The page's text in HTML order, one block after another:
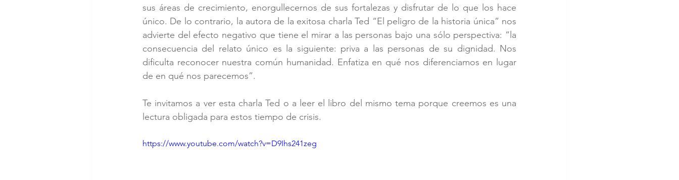
sus áreas de crecimiento, enorgullecernos de sus fortalezas y disfrutar de lo que los hace
único. De lo contrario, la autora de la exitosa charla Ted “El peligro de la historia única” nos
advierte del efecto negativo que tiene el mirar a las personas bajo una sólo perspectiva: “la
consecuencia del relato único es la siguiente: priva a las personas de su dignidad. Nos
dificulta reconocer nuestra común humanidad. Enfatiza en qué nos diferenciamos en lugar
de en qué nos parecemos”.
Te invitamos a ver esta charla Ted o a leer el libro del mismo tema porque creemos es una
lectura obligada para estos tiempo de crisis.
https://www.youtube.com/watch?v=D9Ihs241zeg